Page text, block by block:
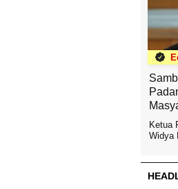
Ketua
Widya